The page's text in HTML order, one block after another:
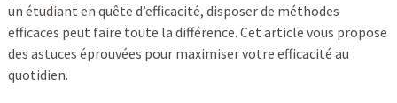
un étudiant en quête d’efficacité, disposer de méthodes
efficaces peut faire toute la différence. Cet article vous propose
des astuces éprouvées pour maximiser votre efficacité au
quotidien.